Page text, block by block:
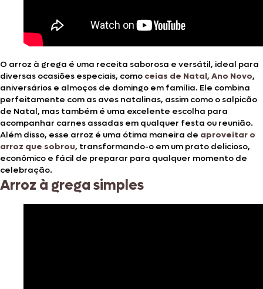
O arroz à grega é uma receita saborosa e versátil, ideal para
diversas ocasiões especiais, como ceias de Natal, Ano Novo,
aniversários e almoços de domingo em família. Ele combina
perfeitamente com as aves natalinas, assim como o salpicão
de Natal, mas também é uma excelente escolha para
acompanhar carnes assadas em qualquer festa ou reunião.
Além disso, esse arroz é uma ótima maneira de aproveitar o
arroz que sobrou, transformando-o em um prato delicioso,
econômico e fácil de preparar para qualquer momento de
celebração.
Arroz à grega simples